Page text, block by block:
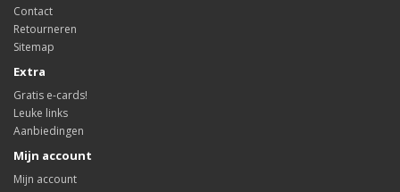
Contact
Retourneren
Sitemap
Extra
Gratis e-cards!
Leuke links
Aanbiedingen
Mijn account
Mijn account